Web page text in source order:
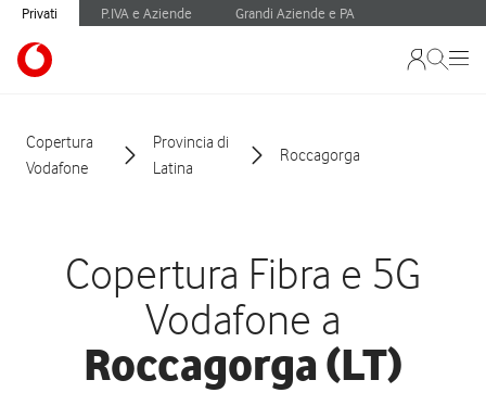
Privati P.IVA e Aziende Grandi Aziende e PA
Copertura
Vodafone
Provincia di
Latina
Roccagorga
Copertura Fibra e 5G
Vodafone a
Roccagorga (LT)